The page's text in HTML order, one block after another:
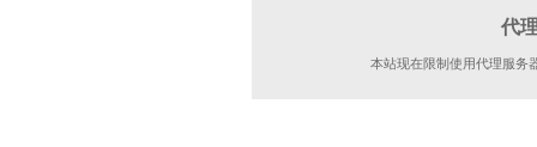
代
本站现在限制使用代理服务